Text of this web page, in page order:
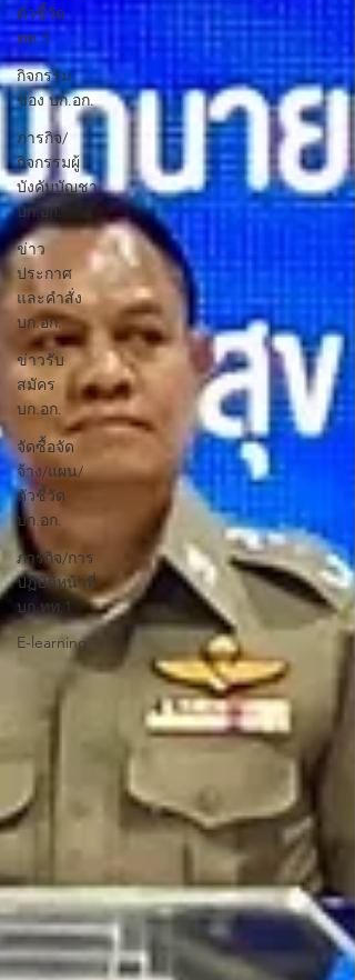
ตัวชี้วัด
ทท.3
กิจกรรม
ของ บก.อก.
ภารกิจ/
กิจกรรมผู้
บังคับบัญชา
บก.อก.
ข่าว
ประกาศ
และคำสั่ง
บก.อก.
ข่าวรับ
สมัคร
บก.อก.
จัดซื้อจัด
จ้าง/แผน/
ตัวชี้วัด
บก.อก.
ภารกิจ/การ
ปฏิบัติหน้าที่
บก.ทท.1
E-learning